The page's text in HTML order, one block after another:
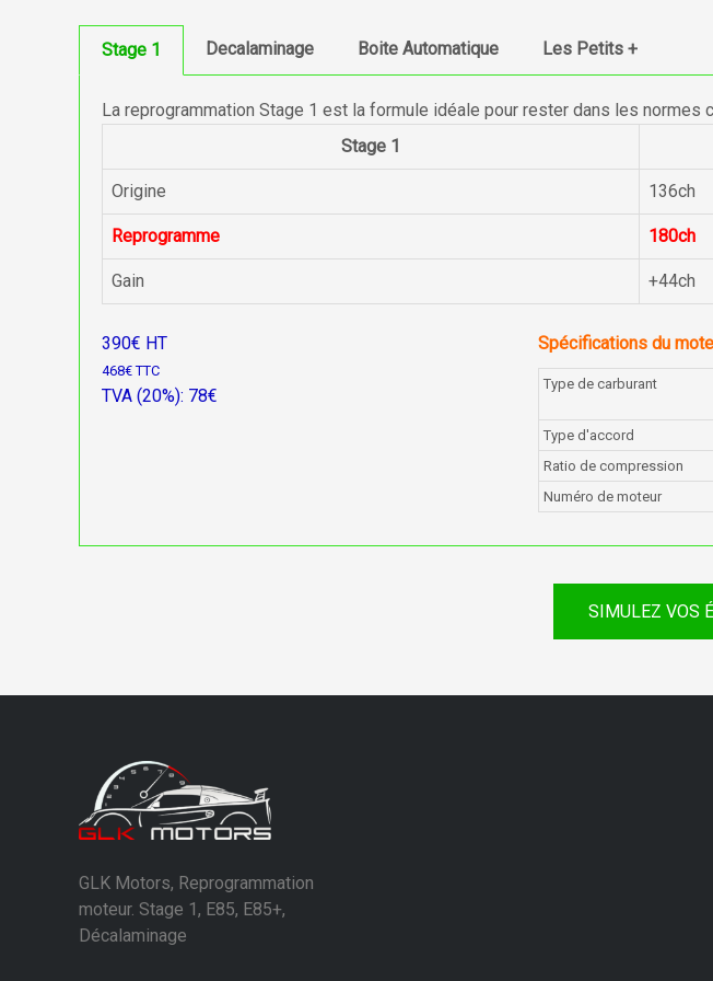
Stage 1 Decalaminage Boite Automatique Les Petits +
La reprogrammation Stage 1 est la formule idéale pour rester dans les
Stage 1
Origine 136ch
Reprogramme 180ch
Gain +44ch
390€ HT
468€ TTC
TVA (20%): 78€
Spécifications du
Type de carburant
Type d'accord
Ratio de compression
Numéro de moteur
SIMULEZ VOS
GLK Motors, Reprogrammation
moteur. Stage 1, E85, E85+,
Décalaminage